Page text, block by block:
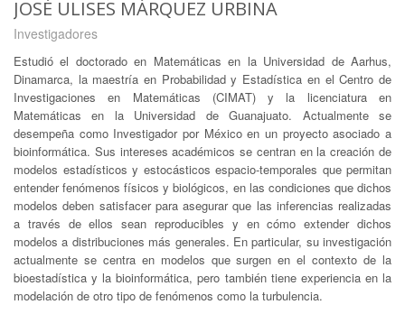
JOSÉ ULISES MÁRQUEZ URBINA
Investigadores
Estudió el doctorado en Matemáticas en la Universidad de Aarhus,
Dinamarca, la maestría en Probabilidad y Estadística en el Centro de
Investigaciones en Matemáticas (CIMAT) y la licenciatura en
Matemáticas en la Universidad de Guanajuato. Actualmente se
desempeña como Investigador por México en un proyecto asociado a
bioinformática. Sus intereses académicos se centran en la creación de
modelos estadísticos y estocásticos espacio-temporales que permitan
entender fenómenos físicos y biológicos, en las condiciones que dichos
modelos deben satisfacer para asegurar que las inferencias realizadas
a través de ellos sean reproducibles y en cómo extender dichos
modelos a distribuciones más generales. En particular, su investigación
actualmente se centra en modelos que surgen en el contexto de la
bioestadística y la bioinformática, pero también tiene experiencia en la
modelación de otro tipo de fenómenos como la turbulencia.